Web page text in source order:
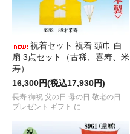
祝着セット 祝着 頭巾 白
扇 3点セット（古稀、喜寿、米
寿）
16,300円(税込17,930円)
長寿 御祝 父の日 母の日 敬老の日
プレゼント ギフト に